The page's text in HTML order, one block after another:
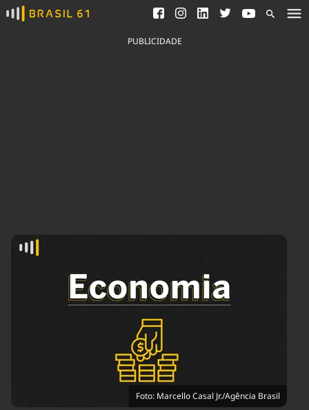
Ver todas as notícias
Saneamento
Indicadores
Agronegócios
Economia
Educação
Infraestrutura
Internacional
Podcast
Política
Saúde
PUBLICIDADE
Foto: Marcello Casal Jr./Agência Brasil